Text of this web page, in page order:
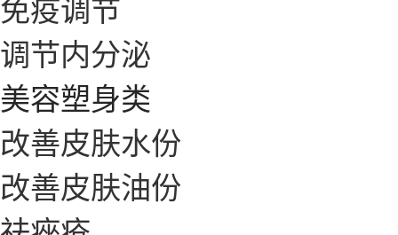
免疫调节
调节内分泌
美容塑身类
改善皮肤水份
改善皮肤油份